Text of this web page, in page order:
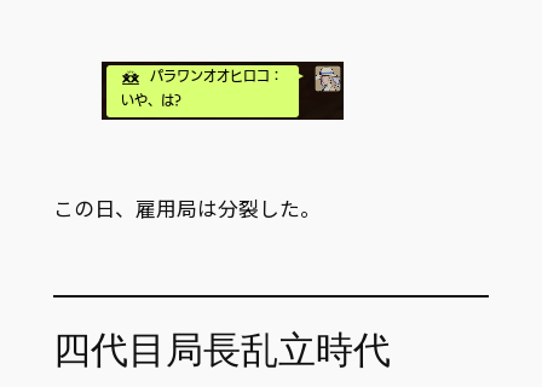
この日、雇用局は分裂した。
四代目局長乱立時代